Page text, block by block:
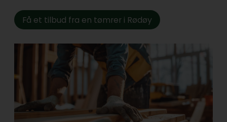
Få et tilbud fra en tømrer i Rødøy